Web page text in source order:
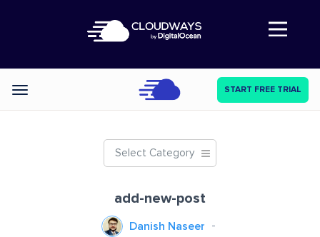
Abre a navegação
Categories START FREE TRIAL
Select Category
add-new-post
Danish Naseer